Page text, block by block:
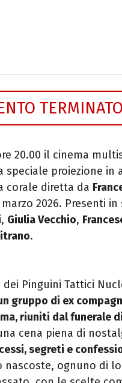
TERMINATO
20.00 il cinema
speciale proiezione
corale diretta da
2026. Presenti
, Giulia Vecchio,
.
Pinguini Tattici
gruppo di ex
riuniti dal funerale
cena piena di
segreti e
ognuno di